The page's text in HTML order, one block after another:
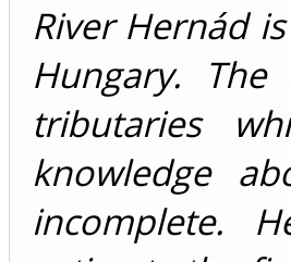
River Hernád
Hungary.
tributaries
knowledge
incomplete.